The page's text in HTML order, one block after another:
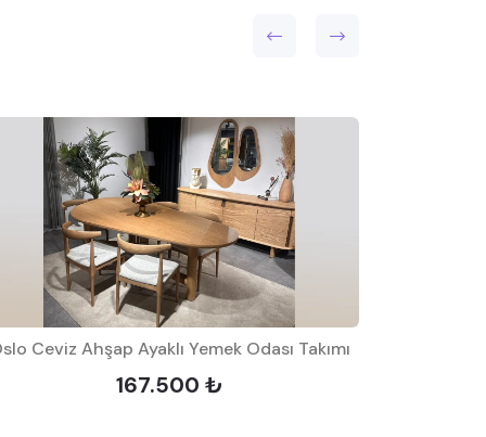
Ceviz Ahşap Ayaklı Yemek Odası Takımı
167.500 ₺